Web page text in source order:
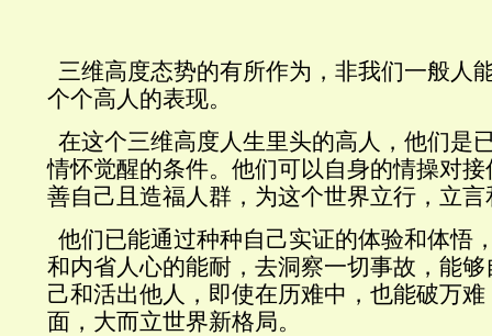
三维高度态势的有所作为，非我们一般人
个个高人的表现。
在这个三维高度人生里头的高人，他们是
情怀觉醒的条件。他们可以自身的情操对
善自己且造福人群，为这个世界立行，立言
他们已能通过种种自己实证的体验和体悟
和内省人心的能耐，去洞察一切事故，能
己和活出他人，即使在历难中，也能破万
面，大而立世界新格局。